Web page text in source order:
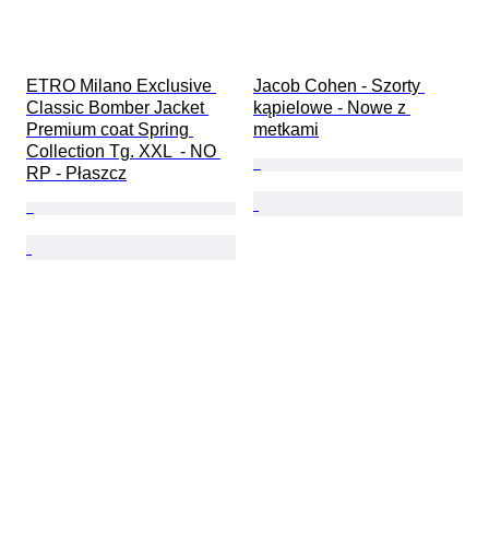
ETRO Milano Exclusive
Classic Bomber Jacket
Premium coat Spring
Collection Tg. XXL  - NO
RP - Płaszcz
Jacob Cohen - Szorty
kąpielowe - Nowe z
metkami